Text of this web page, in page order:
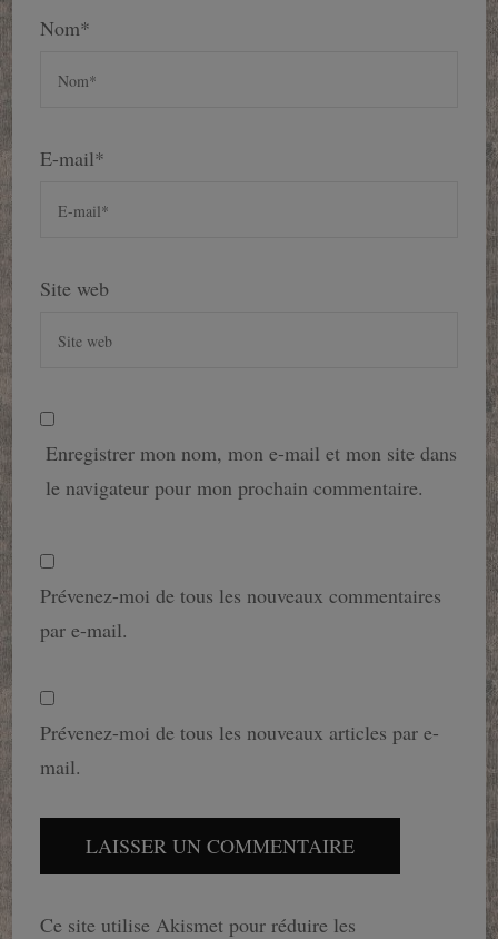
Nom*
E-mail*
Site web
Enregistrer mon nom, mon e-mail et mon site dans
le navigateur pour mon prochain commentaire.
Prévenez-moi de tous les nouveaux commentaires
par e-mail.
Prévenez-moi de tous les nouveaux articles par e-
mail.
Ce site utilise Akismet pour réduire les